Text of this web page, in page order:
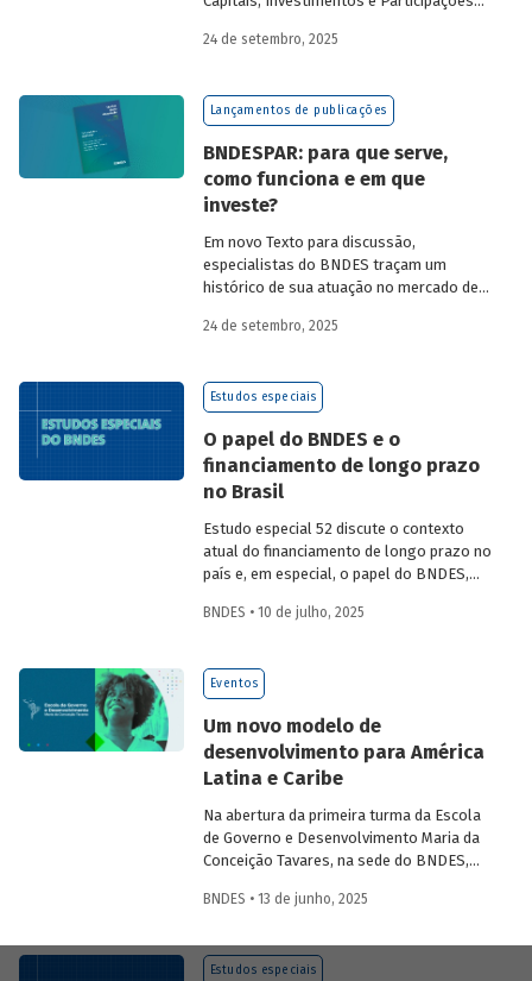
novas empresas investidas pela
Finanças e Gente e Gestão da Santa Clara
Agrociência Industrial, e Eduardo Couto,
importância da atuação de bancos de
desenvolvimento no mercado de capitais,
a nova estratégia do BNDES e os planos
24 de setembro, 2025
Lançamentos de publicações
BNDESPAR: para que serve,
como funciona e em que
investe?
Em novo Texto para discussão,
especialistas do BNDES traçam um
histórico de sua atuação no mercado de
atividade para o desenvolvimento e
investimentos da BNDESPAR.
24 de setembro, 2025
Estudos especiais
O papel do BNDES e o
financiamento de longo prazo
no Brasil
Estudo especial 52 discute o contexto
atual do financiamento de longo prazo no
país e, em especial, o papel do BNDES,
mercado de crédito e a evolução das
BNDES • 10 de julho, 2025
Eventos
Um novo modelo de
desenvolvimento para América
Latina e Caribe
Na abertura da primeira turma da Escola
de Governo e Desenvolvimento Maria da
Conceição Tavares, na sede do BNDES,
José Manuel Salazar-Xirinachs, Secretário
Ministra de Gestão e Inovação para o
Setor Público debatarem um novo
BNDES • 13 de junho, 2025
Estudos especiais